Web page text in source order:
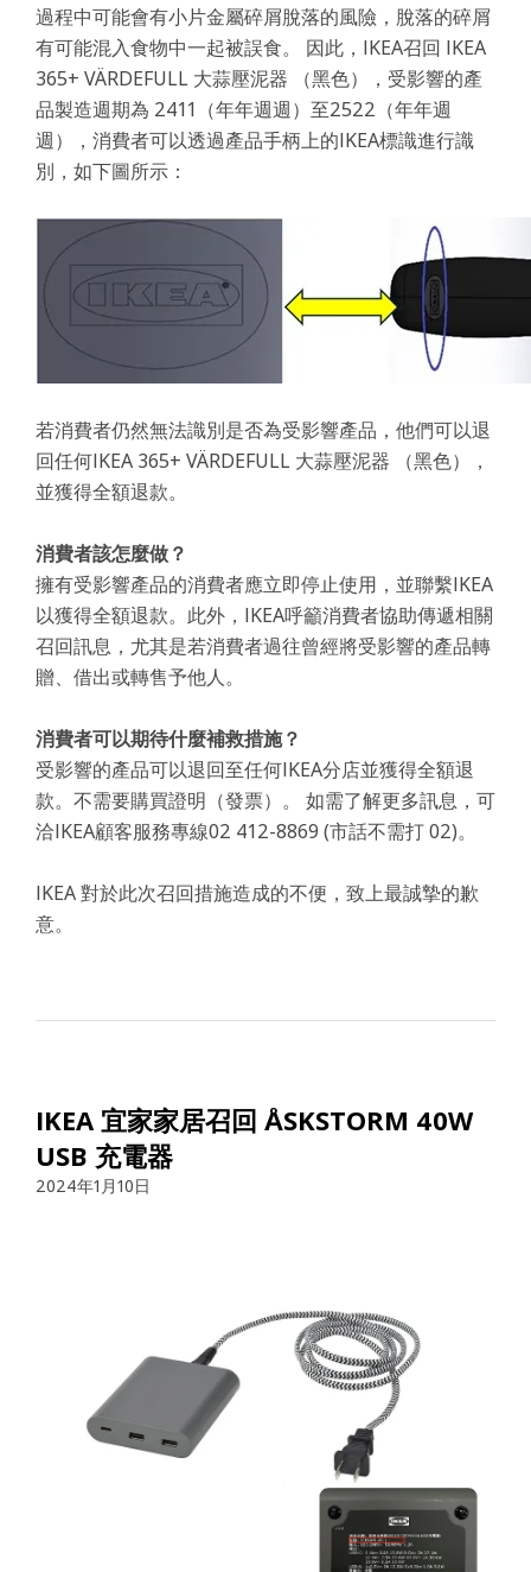
過程中可能會有小片金屬碎屑脫落的風險，脫落的碎屑
有可能混入食物中一起被誤食。 因此，IKEA召回 IKEA
365+ VÄRDEFULL 大蒜壓泥器 （黑色），受影響的產
品製造週期為 2411（年年週週）至2522（年年週
週），消費者可以透過產品手柄上的IKEA標識進行識
別，如下圖所示：
若消費者仍然無法識別是否為受影響產品，他們可以退
回任何IKEA 365+ VÄRDEFULL 大蒜壓泥器 （黑色），
並獲得全額退款。
消費者該怎麼做？
擁有受影響產品的消費者應立即停止使用，並聯繫IKEA
以獲得全額退款。此外，IKEA呼籲消費者協助傳遞相關
召回訊息，尤其是若消費者過往曾經將受影響的產品轉
贈、借出或轉售予他人。
消費者可以期待什麼補救措施？
受影響的產品可以退回至任何IKEA分店並獲得全額退
款。不需要購買證明（發票）。 如需了解更多訊息，可
洽IKEA顧客服務專線02 412-8869 (市話不需打 02)。
IKEA 對於此次召回措施造成的不便，致上最誠摯的歉
意。
IKEA 宜家家居召回 ÅSKSTORM 40W
USB 充電器
2024年1月10日